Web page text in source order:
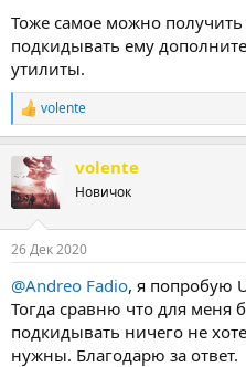
Тоже самое можно
подкидывать ему
утилиты.
Р
е
к
ц
и
volente
volente
Новичок
26 Дек 2020
@Andreo Fadio, я попробую
Тогда сравню что для меня
подкидывать ничего не
нужны. Благодарю за ответ.